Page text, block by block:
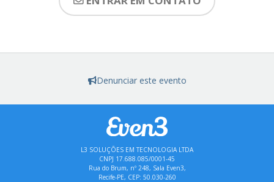
Denunciar este evento
L3 SOLUÇÕES EM TECNOLOGIA LTDA
CNPJ 17.688.085/0001-45
Rua do Brum, nº 248, Sala Even3,
Recife-PE, CEP: 50.030-260